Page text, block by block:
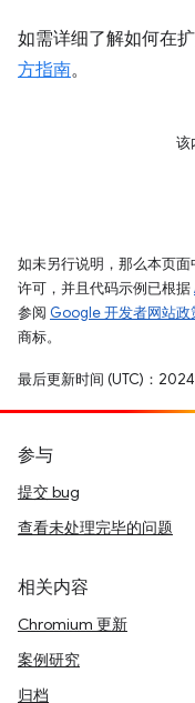
如需详细了解如何在
方指南。
该
如未另行说明，那么本页
许可，并且代码示例已根据
参阅 Google 开发者网站政
商标。
最后更新时间 (UTC)：
参与
提交 bug
查看未处理完毕的问题
相关内容
Chromium 更新
案例研究
归档